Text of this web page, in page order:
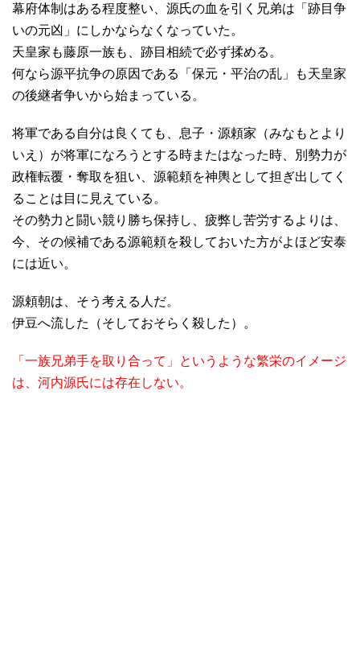
幕府体制はある程度整い、源氏の血を引く兄弟は「跡目争
いの元凶」にしかならなくなっていた。
天皇家も藤原一族も、跡目相続で必ず揉める。
何なら源平抗争の原因である「保元・平治の乱」も天皇家
の後継者争いから始まっている。
将軍である自分は良くても、息子・源頼家（みなもとより
いえ）が将軍になろうとする時またはなった時、別勢力が
政権転覆・奪取を狙い、源範頼を神輿として担ぎ出してく
ることは目に見えている。
その勢力と闘い競り勝ち保持し、疲弊し苦労するよりは、
今、その候補である源範頼を殺しておいた方がよほど安泰
には近い。
源頼朝は、そう考える人だ。
伊豆へ流した（そしておそらく殺した）。
「一族兄弟手を取り合って」というような繁栄のイメージ
は、河内源氏には存在しない。